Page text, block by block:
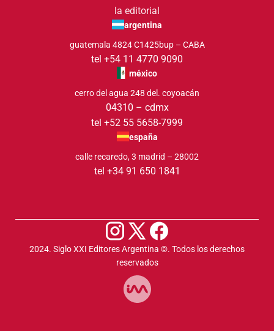
la editorial
argentina
guatemala 4824 C1425bup – CABA
tel +54 11 4770 9090
méxico
cerro del agua 248 del. coyoacán
04310 – cdmx
tel +52 55 5658-7999
españa
calle recaredo, 3 madrid – 28002
tel +34 91 650 1841
2024. Siglo XXI Editores Argentina ©️. Todos los derechos
reservados